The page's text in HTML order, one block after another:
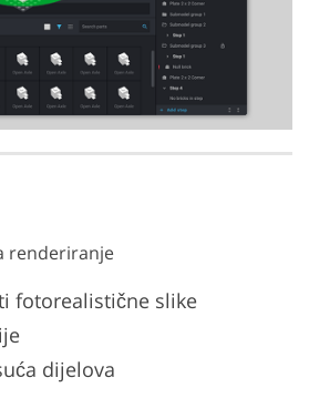
renderiranje
fotorealistične slike
dijelova